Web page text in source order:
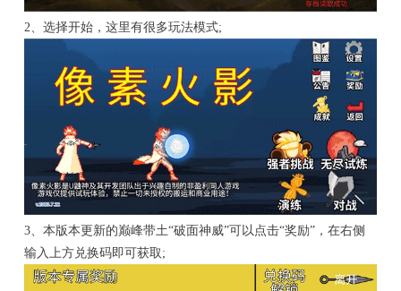
2、选择开始，这里有很多玩法模式;
3、本版本更新的巅峰带土“破面神威”可以点击“奖励”，在右侧
输入上方兑换码即可获取;